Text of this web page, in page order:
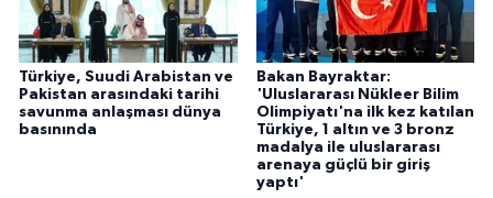
Türkiye, Suudi Arabistan ve
Pakistan arasındaki tarihi
savunma anlaşması dünya
basınında
Bakan Bayraktar:
'Uluslararası Nükleer Bilim
Olimpiyatı'na ilk kez katılan
Türkiye, 1 altın ve 3 bronz
madalya ile uluslararası
arenaya güçlü bir giriş
yaptı'